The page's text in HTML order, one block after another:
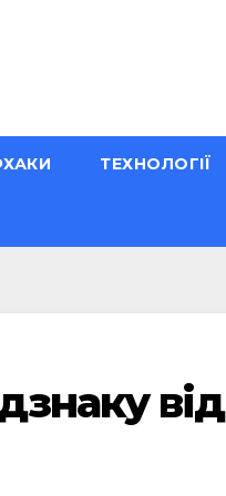
ТЕХНОЛОГІЇ
від